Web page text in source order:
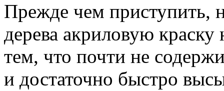
Прежде чем приступить,
дерева акриловую
тем, что почти не
и достаточно быстро